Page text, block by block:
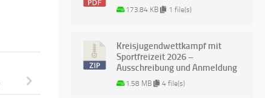
173.84 KB 1 file(s)
Kreisjugendwettkampf mit
Sportfreizeit 2026 –
Ausschreibung und Anmeldung
1.58 MB 4 file(s)